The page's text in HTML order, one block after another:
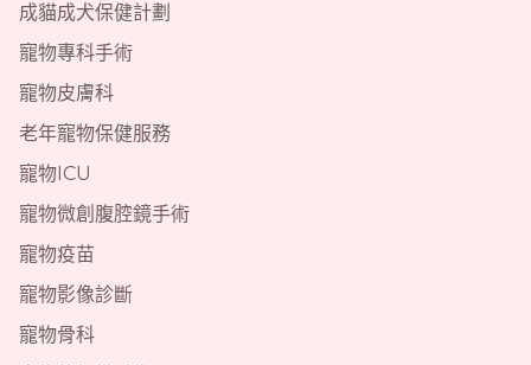
成貓成犬保健計劃
寵物專科手術
寵物皮膚科
老年寵物保健服務
寵物ICU
寵物微創腹腔鏡手術
寵物疫苗
寵物影像診斷
寵物骨科